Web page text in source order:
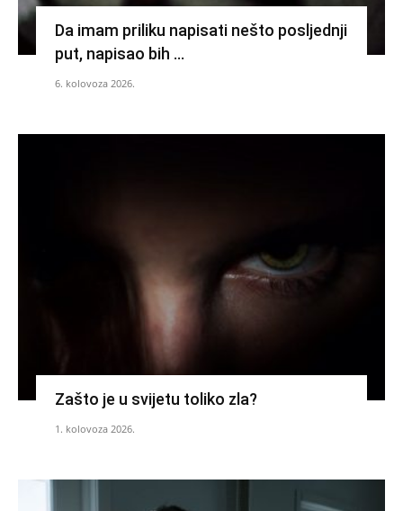
Da imam priliku napisati nešto posljednji
put, napisao bih …
6. kolovoza 2026.
Zašto je u svijetu toliko zla?
1. kolovoza 2026.